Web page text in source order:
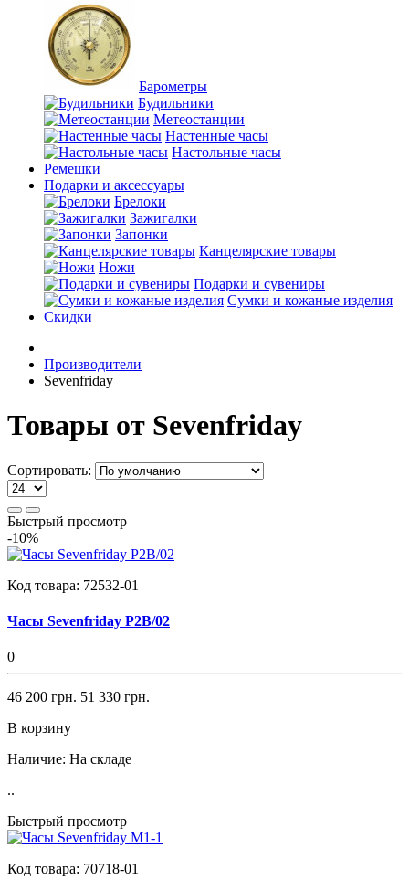
Барометры
Будильники
Метеостанции
Настенные часы
Настольные часы
Ремешки
Подарки и аксессуары
Брелоки
Зажигалки
Запонки
Канцелярские товары
Ножи
Подарки и сувениры
Сумки и кожаные изделия
Скидки
Производители
Sevenfriday
Товары от Sevenfriday
Сортировать:
Быстрый просмотр
-10%
Код товара: 72532-01
Часы Sevenfriday P2B/02
0
46 200 грн. 51 330 грн.
В корзину
Наличие: На складе
..
Быстрый просмотр
Код товара: 70718-01